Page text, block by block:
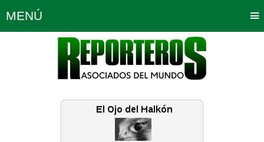
MENÚ
Política Opinión Bogotá
Planeta Tierra Deportes
Educación Neira